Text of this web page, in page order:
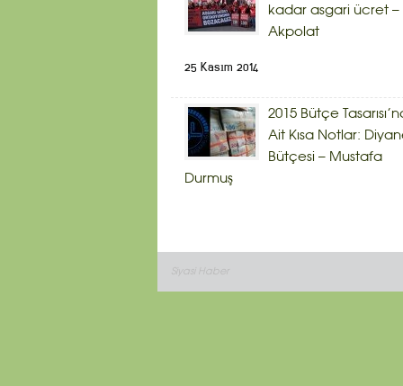
kadar asgari ücret –
Akpolat
25 Kasım 2014
2015 Bütçe
Ait Kısa Notlar:
Bütçesi – Mustafa
Durmuş
Siyasi Haber